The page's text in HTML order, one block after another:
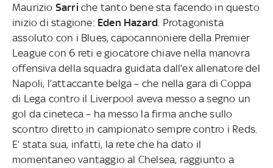
Maurizio Sarriche tanto bene sta facendo in questo
inizio di stagione: Eden Hazard . Protagonista
assoluto con i Blues, capocannoniere della Premier
League con 6 reti e giocatore chiave nella manovra
offensiva della squadra guidata dall’ex allenatore del
Napoli, l’attaccante belga – che nella gara di Coppa
di Lega contro il Liverpool aveva messo a segno un
gol da cineteca – ha messo la firma anche sullo
scontro diretto in campionato sempre contro i Reds.
E’ stata sua, infatti, la rete che ha dato il
momentaneo vantaggio al Chelsea, raggiunto a